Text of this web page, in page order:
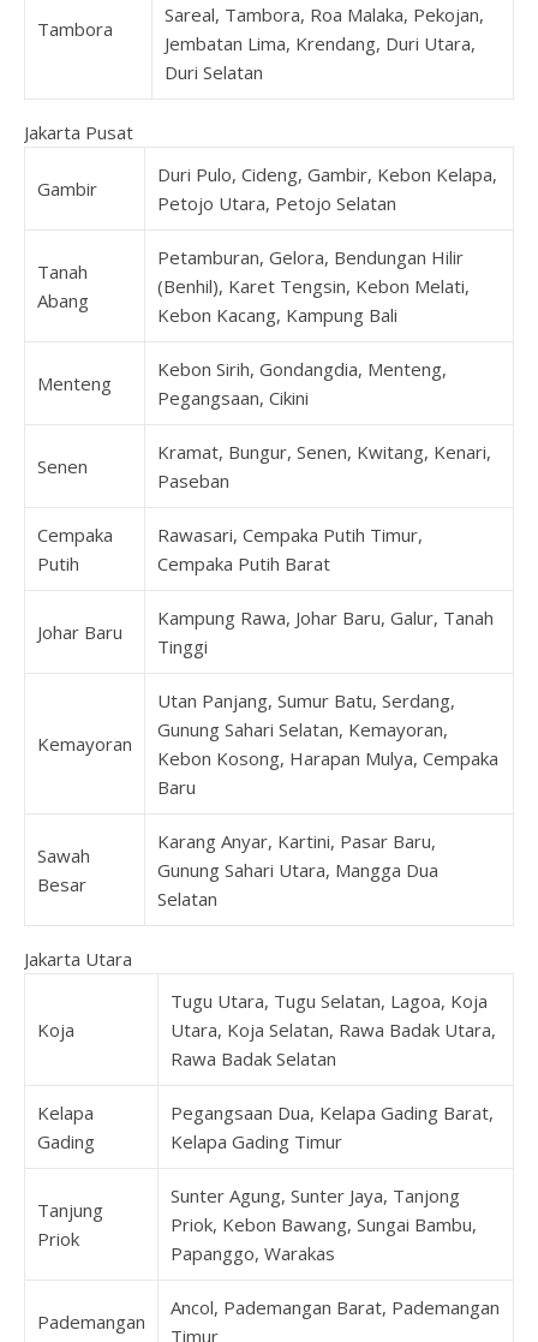
Tambora
Sareal, Tambora, Roa Malaka, Pekojan,
Jembatan Lima, Krendang, Duri Utara,
Duri Selatan
Jakarta Pusat
Gambir
Duri Pulo, Cideng, Gambir, Kebon Kelapa,
Petojo Utara, Petojo Selatan
Tanah
Abang
Petamburan, Gelora, Bendungan Hilir
(Benhil), Karet Tengsin, Kebon Melati,
Kebon Kacang, Kampung Bali
Menteng
Kebon Sirih, Gondangdia, Menteng,
Pegangsaan, Cikini
Senen
Kramat, Bungur, Senen, Kwitang, Kenari,
Paseban
Cempaka
Putih
Rawasari, Cempaka Putih Timur,
Cempaka Putih Barat
Johar Baru
Kampung Rawa, Johar Baru, Galur, Tanah
Tinggi
Kemayoran
Utan Panjang, Sumur Batu, Serdang,
Gunung Sahari Selatan, Kemayoran,
Kebon Kosong, Harapan Mulya, Cempaka
Baru
Sawah
Besar
Karang Anyar, Kartini, Pasar Baru,
Gunung Sahari Utara, Mangga Dua
Selatan
Jakarta Utara
Koja
Tugu Utara, Tugu Selatan, Lagoa, Koja
Utara, Koja Selatan, Rawa Badak Utara,
Rawa Badak Selatan
Kelapa
Gading
Pegangsaan Dua, Kelapa Gading Barat,
Kelapa Gading Timur
Tanjung
Priok
Sunter Agung, Sunter Jaya, Tanjong
Priok, Kebon Bawang, Sungai Bambu,
Papanggo, Warakas
Pademangan
Ancol, Pademangan Barat, Pademangan
Timur